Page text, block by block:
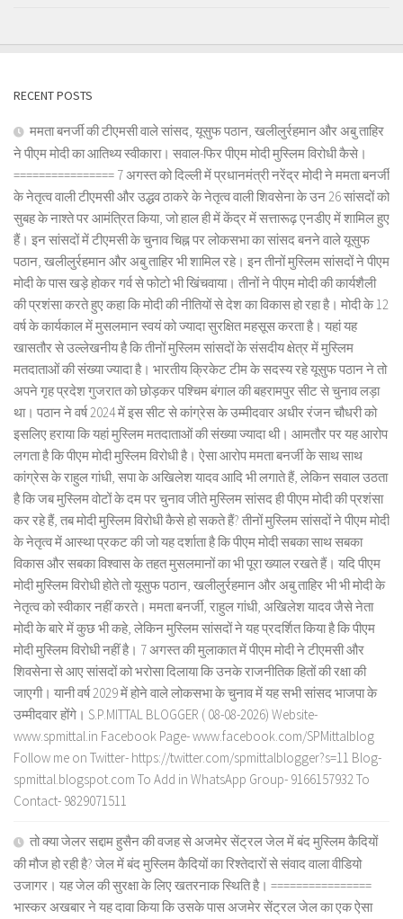
RECENT POSTS
ममता बनर्जी की टीएमसी वाले सांसद, यूसुफ पठान, खलीलुर्रहमान और अबु ताहिर
ने पीएम मोदी का आतिथ्य स्वीकारा। सवाल-फिर पीएम मोदी मुस्लिम विरोधी कैसे।
================ 7 अगस्त को दिल्ली में प्रधानमंत्री नरेंद्र मोदी ने ममता बनर्जी
के नेतृत्व वाली टीएमसी और उद्धव ठाकरे के नेतृत्व वाली शिवसेना के उन 26 सांसदों को
सुबह के नाश्ते पर आमंत्रित किया, जो हाल ही में केंद्र में सत्तारूढ़ एनडीए में शामिल हुए
हैं। इन सांसदों में टीएमसी के चुनाव चिह्न पर लोकसभा का सांसद बनने वाले यूसुफ
पठान, खलीलुर्रहमान और अबु ताहिर भी शामिल रहे। इन तीनों मुस्लिम सांसदों ने पीएम
मोदी के पास खड़े होकर गर्व से फोटो भी खिंचवाया। तीनों ने पीएम मोदी की कार्यशैली
की प्रशंसा करते हुए कहा कि मोदी की नीतियों से देश का विकास हो रहा है। मोदी के 12
वर्ष के कार्यकाल में मुसलमान स्वयं को ज्यादा सुरक्षित महसूस करता है। यहां यह
खासतौर से उल्लेखनीय है कि तीनों मुस्लिम सांसदों के संसदीय क्षेत्र में मुस्लिम
मतदाताओं की संख्या ज्यादा है। भारतीय क्रिकेट टीम के सदस्य रहे यूसुफ पठान ने तो
अपने गृह प्रदेश गुजरात को छोड़कर पश्चिम बंगाल की बहरामपुर सीट से चुनाव लड़ा
था। पठान ने वर्ष 2024 में इस सीट से कांग्रेस के उम्मीदवार अधीर रंजन चौधरी को
इसलिए हराया कि यहां मुस्लिम मतदाताओं की संख्या ज्यादा थी। आमतौर पर यह आरोप
लगता है कि पीएम मोदी मुस्लिम विरोधी है। ऐसा आरोप ममता बनर्जी के साथ साथ
कांग्रेस के राहुल गांधी, सपा के अखिलेश यादव आदि भी लगाते हैं, लेकिन सवाल उठता
है कि जब मुस्लिम वोटों के दम पर चुनाव जीते मुस्लिम सांसद ही पीएम मोदी की प्रशंसा
कर रहे हैं, तब मोदी मुस्लिम विरोधी कैसे हो सकते हैं? तीनों मुस्लिम सांसदों ने पीएम मोदी
के नेतृत्व में आस्था प्रकट की जो यह दर्शाता है कि पीएम मोदी सबका साथ सबका
विकास और सबका विश्वास के तहत मुसलमानों का भी पूरा ख्याल रखते हैं। यदि पीएम
मोदी मुस्लिम विरोधी होते तो यूसुफ पठान, खलीलुर्रहमान और अबु ताहिर भी भी मोदी के
नेतृत्व को स्वीकार नहीं करते। ममता बनर्जी, राहुल गांधी, अखिलेश यादव जैसे नेता
मोदी के बारे में कुछ भी कहे, लेकिन मुस्लिम सांसदों ने यह प्रदर्शित किया है कि पीएम
मोदी मुस्लिम विरोधी नहीं है। 7 अगस्त की मुलाकात में पीएम मोदी ने टीएमसी और
शिवसेना से आए सांसदों को भरोसा दिलाया कि उनके राजनीतिक हितों की रक्षा की
जाएगी। यानी वर्ष 2029 में होने वाले लोकसभा के चुनाव में यह सभी सांसद भाजपा के
उम्मीदवार होंगे। S.P.MITTAL BLOGGER ( 08-08-2026) Website-
www.spmittal.in Facebook Page- www.facebook.com/SPMittalblog
Follow me on Twitter- https://twitter.com/spmittalblogger?s=11 Blog-
spmittal.blogspot.com To Add in WhatsApp Group- 9166157932 To
Contact- 9829071511
तो क्या जेलर सद्दाम हुसैन की वजह से अजमेर सेंट्रल जेल में बंद मुस्लिम कैदियों
की मौज हो रही है? जेल में बंद मुस्लिम कैदियों का रिश्तेदारों से संवाद वाला वीडियो
उजागर। यह जेल की सुरक्षा के लिए खतरनाक स्थिति है। ================
भास्कर अखबार ने यह दावा किया कि उसके पास अजमेर सेंट्रल जेल का एक ऐसा